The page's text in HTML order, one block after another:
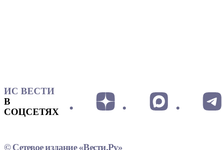
ИС ВЕСТИ
В
СОЦСЕТЯХ
© Сетевое издание «Вести.Ру»